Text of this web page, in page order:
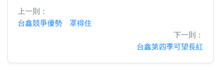
上一則：
台鑫競爭優勢 罩得住
下一則：
台鑫第四季可望長紅